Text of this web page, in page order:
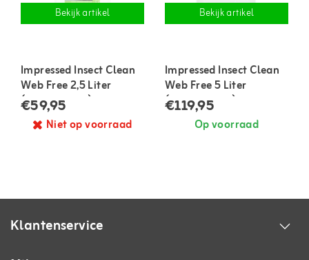
Bekijk artikel
Impressed Insect Clean
Web Free 2,5 Liter
(concentraat)
€59,95
Niet op voorraad
Bekijk artikel
Impressed Insect Clean
Web Free 5 Liter
(concentraat)
€119,95
Op voorraad
Klantenservice